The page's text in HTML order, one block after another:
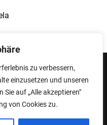
zu verbessern,
einzusetzen und unseren
Sie auf „Alle akzeptieren"
von Cookies zu.